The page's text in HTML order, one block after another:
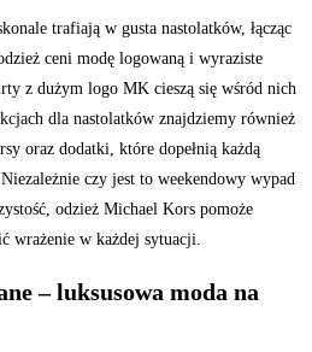
trafiają w gusta nastolatków, łącząc
ceni modę logowaną i wyraziste
z dużym logo MK cieszą się wśród nich
dla nastolatków znajdziemy również
oraz dodatki, które dopełnią każdą
czy jest to weekendowy wypad
odzież Michael Kors pomoże
wrażenie w każdej sytuacji.
– luksusowa moda na